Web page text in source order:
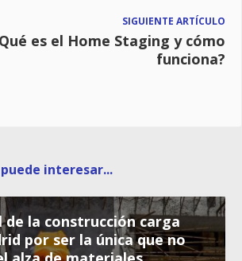
SIGUIENTE ARTÍCULO
es el Home Staging y cómo
funciona?
interesar...
la construcción carga
por ser la única que no